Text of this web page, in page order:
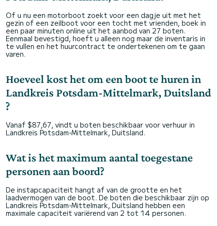
Of u nu een motorboot zoekt voor een dagje uit met het
gezin of een zeilboot voor een tocht met vrienden, boek in
een paar minuten online uit het aanbod van 27 boten.
Eenmaal bevestigd, hoeft u alleen nog maar de inventaris in
te vullen en het huurcontract te ondertekenen om te gaan
varen.
Hoeveel kost het om een boot te huren in
Landkreis Potsdam-Mittelmark, Duitsland
?
Vanaf $87,67, vindt u boten beschikbaar voor verhuur in
Landkreis Potsdam-Mittelmark, Duitsland.
Wat is het maximum aantal toegestane
personen aan boord?
De instapcapaciteit hangt af van de grootte en het
laadvermogen van de boot. De boten die beschikbaar zijn op
Landkreis Potsdam-Mittelmark, Duitsland hebben een
maximale capaciteit variërend van 2 tot 14 personen.